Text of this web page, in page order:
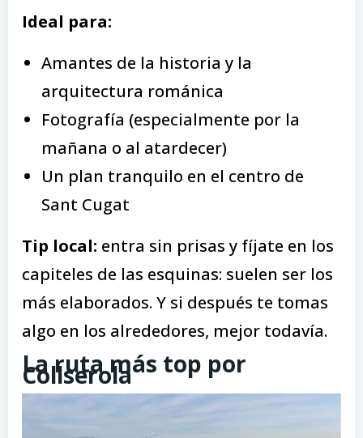
Ideal para:
Amantes de la historia y la
arquitectura románica
Fotografía (especialmente por la
mañana o al atardecer)
Un plan tranquilo en el centro de
Sant Cugat
Tip local: entra sin prisas y fíjate en los
capiteles de las esquinas: suelen ser los
más elaborados. Y si después te tomas
algo en los alrededores, mejor todavía.
La ruta más top por
Collserola